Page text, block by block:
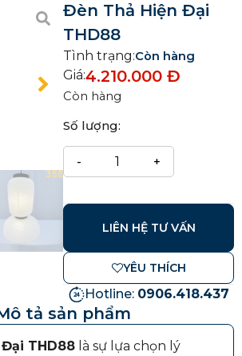
Đèn Thả Hiện Đại
THD88
Tình trạng:Còn hàng
Giá:4.210.000 Đ
Còn hàng
Số lượng:
LIÊN HỆ TƯ VẤN
YÊU THÍCH
Hotline: 0906.418.437
tả sản phẩm
THD88 là sự lựa chọn lý